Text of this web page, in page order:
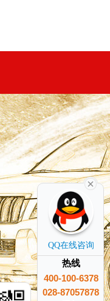
QQ在线咨询
热线
400-100-6378
028-87057878